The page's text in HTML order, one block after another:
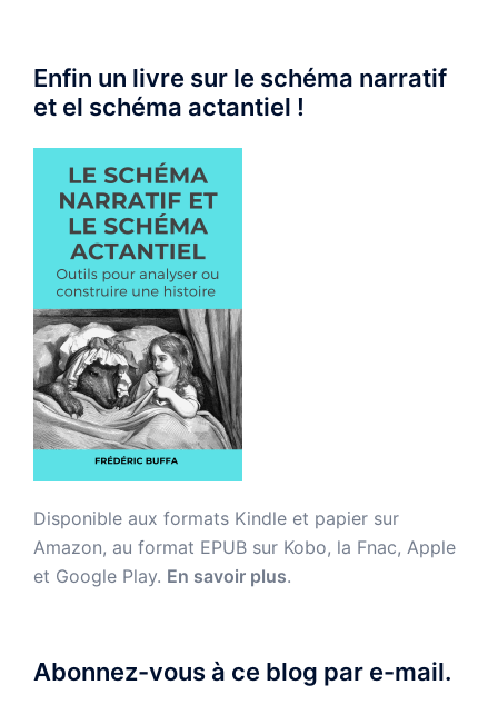
Enfin un livre sur le schéma narratif
et el schéma actantiel !
Disponible aux formats Kindle et papier sur
Amazon, au format EPUB sur Kobo, la Fnac, Apple
et Google Play. En savoir plus.
Abonnez-vous à ce blog par e-mail.